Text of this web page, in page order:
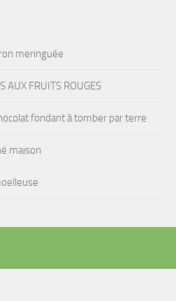
meringuée
AUX FRUITS ROUGES
fondant à tomber par terre
maison